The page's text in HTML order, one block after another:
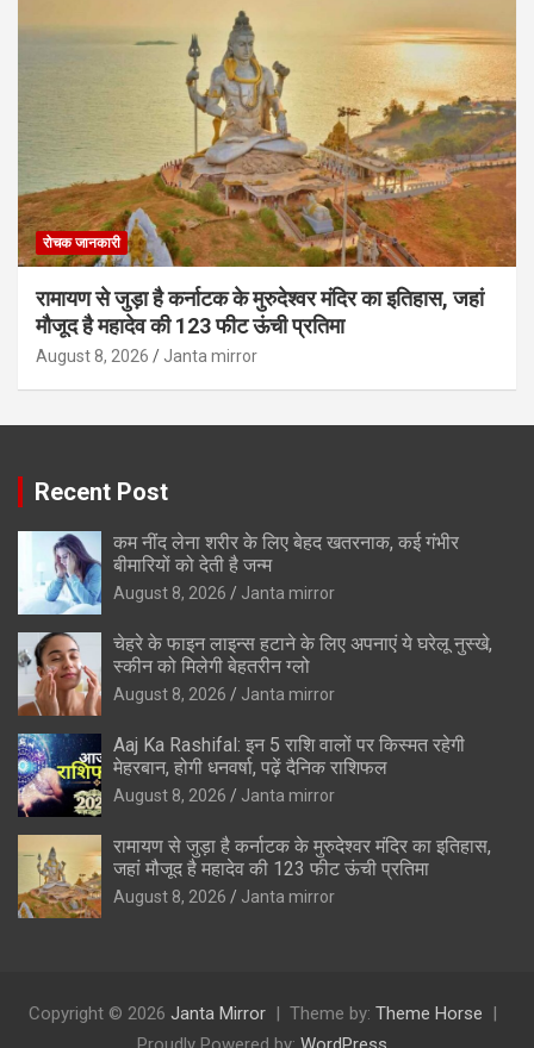
रोचक जानकारी
रामायण से जुड़ा है कर्नाटक के मुरुदेश्वर मंदिर का इतिहास, जहां
मौजूद है महादेव की 123 फीट ऊंची प्रतिमा
August 8, 2026 Janta mirror
Recent Post
कम नींद लेना शरीर के लिए बेहद खतरनाक, कई गंभीर
बीमारियों को देती है जन्म
August 8, 2026 Janta mirror
चेहरे के फाइन लाइन्स हटाने के लिए अपनाएं ये घरेलू नुस्खे,
स्कीन को मिलेगी बेहतरीन ग्लो
August 8, 2026 Janta mirror
Aaj Ka Rashifal: इन 5 राशि वालों पर किस्मत रहेगी
मेहरबान, होगी धनवर्षा, पढ़ें दैनिक राशिफल
August 8, 2026 Janta mirror
रामायण से जुड़ा है कर्नाटक के मुरुदेश्वर मंदिर का इतिहास,
जहां मौजूद है महादेव की 123 फीट ऊंची प्रतिमा
August 8, 2026 Janta mirror
Copyright © 2026 Janta Mirror Theme by: Theme Horse